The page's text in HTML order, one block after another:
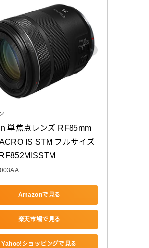
単焦点レンズ RF85mm
IS STM フルサイズ
Amazonで見る
楽天市場で見る
Yahoo!ショッピングで見る